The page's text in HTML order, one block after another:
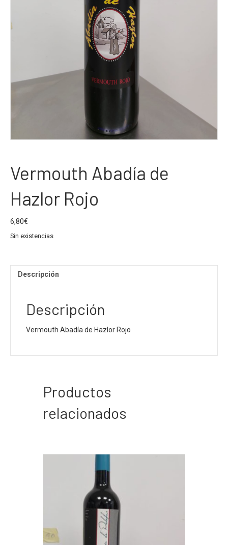
Vermouth Abadía de
Hazlor Rojo
6,80€
Sin existencias
Descripción
Descripción
Vermouth Abadía de Hazlor Rojo
Productos
relacionados